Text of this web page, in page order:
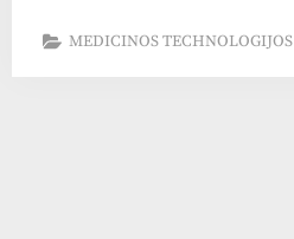
MEDICINOS TECHNOLOGIJOS